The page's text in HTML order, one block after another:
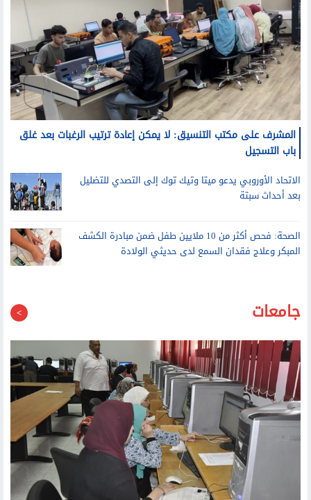
المشرف على مكتب التنسيق: لا يمكن إعادة ترتيب الرغبات بعد غلق
باب التسجيل
الاتحاد الأوروبي يدعو ميتا وتيك توك إلى التصدي للتضليل
بعد أحداث سبتة
المبكر وعلاج فقدان السمع لدى حديثي الولادة